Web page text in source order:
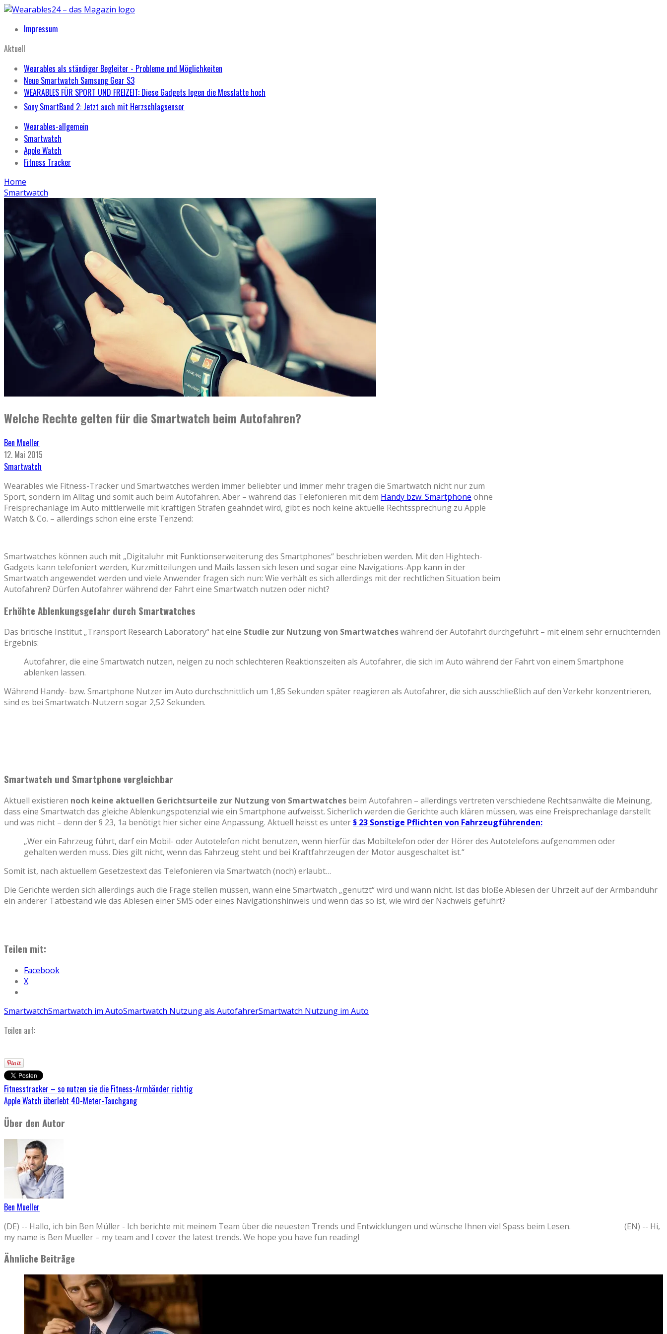
Impressum
Aktuell
Wearables als ständiger Begleiter - Probleme und Möglichkeiten
Neue Smartwatch Samsung Gear S3
WEARABLES FÜR SPORT UND FREIZEIT: Diese Gadgets legen die Messlatte hoch
Sony SmartBand 2: Jetzt auch mit Herzschlagsensor
Wearables-allgemein
Smartwatch
Apple Watch
Fitness Tracker
Home
Smartwatch
Welche Rechte gelten für die Smartwatch beim Autofahren?
Ben Mueller
12. Mai 2015
Smartwatch
Wearables wie Fitness-Tracker und Smartwatches werden immer beliebter und immer mehr tragen die Smartwatch nicht nur zum
Sport, sondern im Alltag und somit auch beim Autofahren. Aber – während das Telefonieren mit dem Handy bzw. Smartphone ohne
Freisprechanlage im Auto mittlerweile mit kräftigen Strafen geahndet wird, gibt es noch keine aktuelle Rechtssprechung zu Apple
Watch & Co. – allerdings schon eine erste Tenzend:
Smartwatches können auch mit „Digitaluhr mit Funktionserweiterung des Smartphones“ beschrieben werden. Mit den Hightech-
Gadgets kann telefoniert werden, Kurzmitteilungen und Mails lassen sich lesen und sogar eine Navigations-App kann in der
Smartwatch angewendet werden und viele Anwender fragen sich nun: Wie verhält es sich allerdings mit der rechtlichen Situation beim
Autofahren? Dürfen Autofahrer während der Fahrt eine Smartwatch nutzen oder nicht?
Erhöhte Ablenkungsgefahr durch Smartwatches
Das britische Institut „Transport Research Laboratory“ hat eine Studie zur Nutzung von Smartwatcheswährend der Autofahrt durchgeführt – mit einem sehr ernüchternden
Ergebnis:
Autofahrer, die eine Smartwatch nutzen, neigen zu noch schlechteren Reaktionszeiten als Autofahrer, die sich im Auto während der Fahrt von einem Smartphone
ablenken lassen.
Während Handy- bzw. Smartphone Nutzer im Auto durchschnittlich um 1,85 Sekunden später reagieren als Autofahrer, die sich ausschließlich auf den Verkehr konzentrieren,
sind es bei Smartwatch-Nutzern sogar 2,52 Sekunden.
Smartwatch und Smartphone vergleichbar
Aktuell existieren noch keine aktuellen Gerichtsurteile zur Nutzung von Smartwatches beim Autofahren – allerdings vertreten verschiedene Rechtsanwälte die Meinung,
dass eine Smartwatch das gleiche Ablenkungspotenzial wie ein Smartphone aufweisst. Sicherlich werden die Gerichte auch klären müssen, was eine Freisprechanlage darstellt
und was nicht – denn der§ 23, 1a benötigt hier sicher eine Anpassung. Aktuell heisst es unter § 23 Sonstige Pflichten von Fahrzeugführenden:
„Wer ein Fahrzeug führt, darf ein Mobil- oder Autotelefon nicht benutzen, wenn hierfür das Mobiltelefon oder der Hörer des Autotelefons aufgenommen oder
gehalten werden muss. Dies gilt nicht, wenn das Fahrzeug steht und bei Kraftfahrzeugen der Motor ausgeschaltet ist.“
Somit ist, nach aktuellem Gesetzestext das Telefonieren via Smartwatch (noch) erlaubt…
Die Gerichte werden sich allerdings auch die Frage stellen müssen, wann eine Smartwatch „genutzt“ wird und wann nicht. Ist das bloße Ablesen der Uhrzeit auf der Armbanduhr
ein anderer Tatbestand wie das Ablesen einer SMS oder eines Navigationshinweis und wenn das so ist, wie wird der Nachweis geführt?
Teilen mit:
Facebook
X
SmartwatchSmartwatch im AutoSmartwatch Nutzung als AutofahrerSmartwatch Nutzung im Auto
Teilen auf:
Fitnesstracker – so nutzen sie die Fitness-Armbänder richtig
Apple Watch überlebt 40-Meter-Tauchgang
Über den Autor
Ben Mueller
(DE) -- Hallo, ich bin Ben Müller - Ich berichte mit meinem Team über die neuesten Trends und Entwicklungen und wünsche Ihnen viel Spass beim Lesen. (EN) -- Hi,
my name is Ben Mueller – my team and I cover the latest trends. We hope you have fun reading!
Ähnliche Beiträge